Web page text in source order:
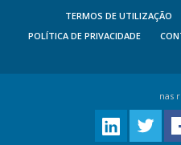
TERMOS DE UTILIZAÇÃO
POLÍTICA DE PRIVACIDADE
nas